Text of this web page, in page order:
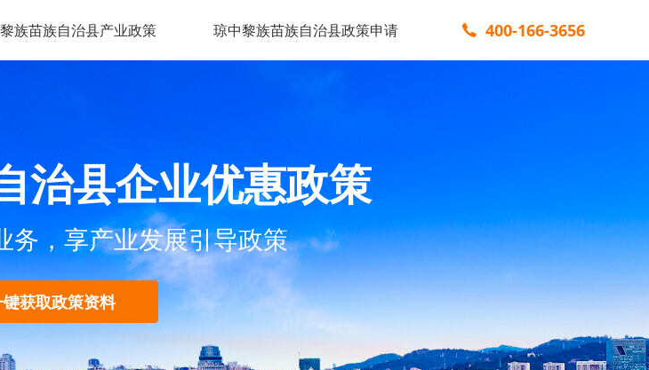
族苗族自治县产业政策 琼中黎族苗族自治县政策申请 400-166-3656
治县企业优惠政策
务，享产业发展引导政策
获取政策资料